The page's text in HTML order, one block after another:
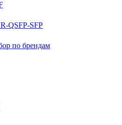
QSFP-SFP
по брендам